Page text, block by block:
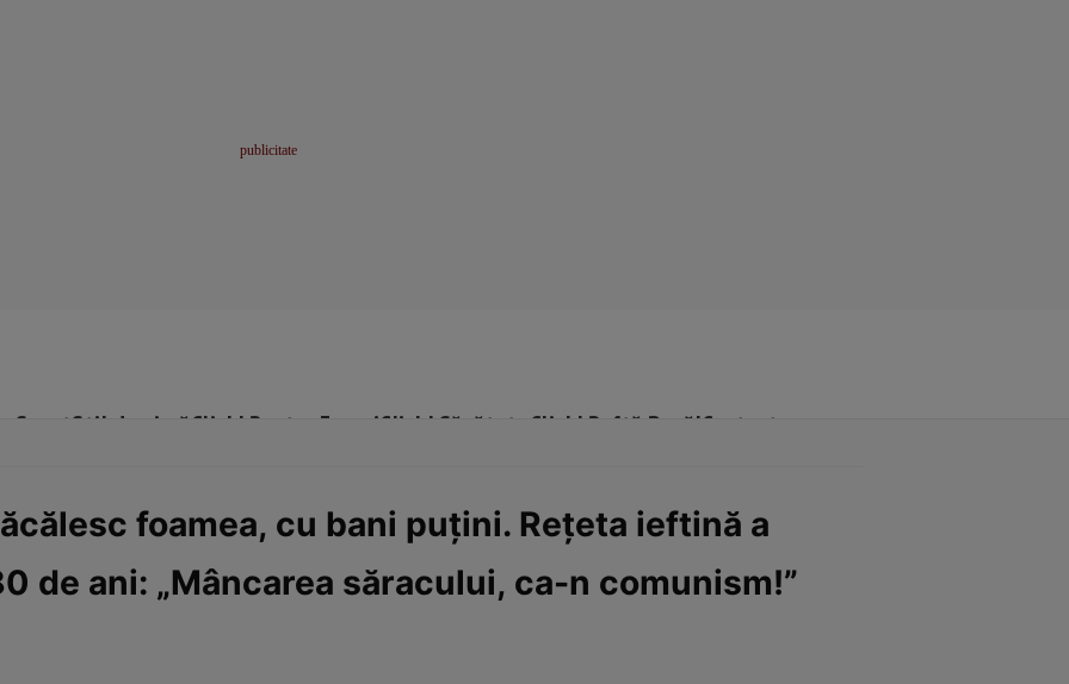
SportStil de viațăClick! Pentru FemeiClick! Sănătate Click! Poftă Bună!Contact
Paparazzii Click!
foamea, cu bani puțini. Rețeta ieftină a
de ani: „Mâncarea săracului, ca-n comunism!”